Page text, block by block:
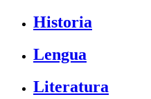
Historia
Lengua
Literatura